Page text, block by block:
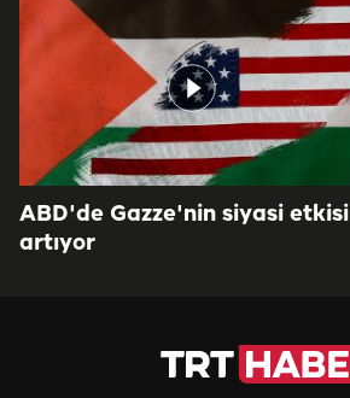
ABD'de Gazze'nin siyasi etkisi
artıyor